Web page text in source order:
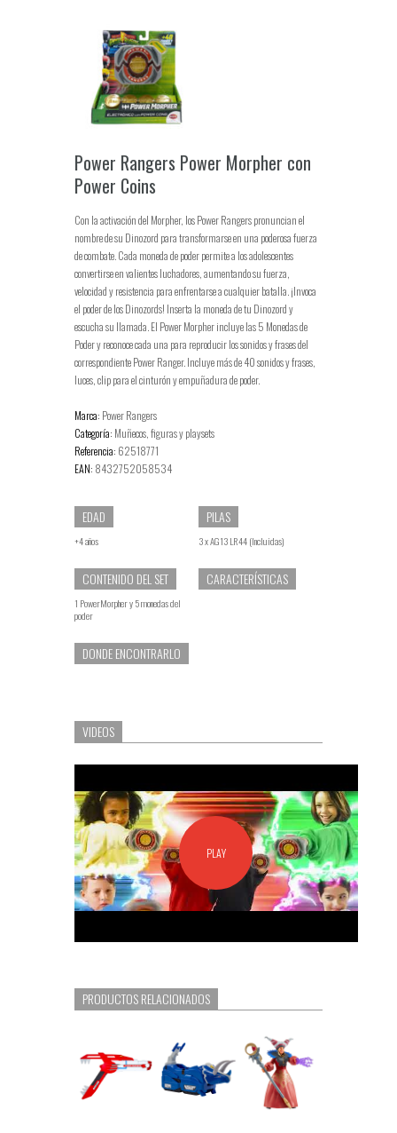
Power Rangers Power Morpher con
Power Coins
Con la activación del Morpher, los Power Rangers pronuncian el
nombre de su Dinozord para transformarse en una poderosa fuerza
de combate. Cada moneda de poder permite a los adolescentes
convertirse en valientes luchadores, aumentando su fuerza,
velocidad y resistencia para enfrentarse a cualquier batalla. ¡Invoca
el poder de los Dinozords! Inserta la moneda de tu Dinozord y
escucha su llamada. El Power Morpher incluye las 5 Monedas de
Poder y reconoce cada una para reproducir los sonidos y frases del
correspondiente Power Ranger. Incluye más de 40 sonidos y frases,
luces, clip para el cinturón y empuñadura de poder.
Marca: Power Rangers
Categoría: Muñecos, figuras y playsets
Referencia: 62518771
EAN: 8432752058534
EDAD
+4 años
CONTENIDO DEL SET
1 PowerMorpher y 5 monedas del
poder
DONDE ENCONTRARLO
PILAS
3 x AG13 LR44 (Incluidas)
CARACTERÍSTICAS
VIDEOS
PLAY
PRODUCTOS RELACIONADOS